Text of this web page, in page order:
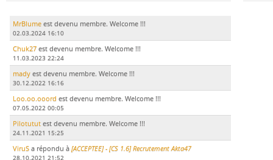
MrBlume est devenu membre. Welcome !!!
02.03.2024 16:10
Chuk27 est devenu membre. Welcome !!!
11.03.2023 22:24
mady est devenu membre. Welcome !!!
30.12.2022 16:16
Loo.oo.ooord est devenu membre. Welcome !!!
07.05.2022 00:05
Pilotutut est devenu membre. Welcome !!!
24.11.2021 15:25
ViruS a répondu à [ACCEPTEE] - [CS 1.6] Recrutement Akta47
28.10.2021 21:52